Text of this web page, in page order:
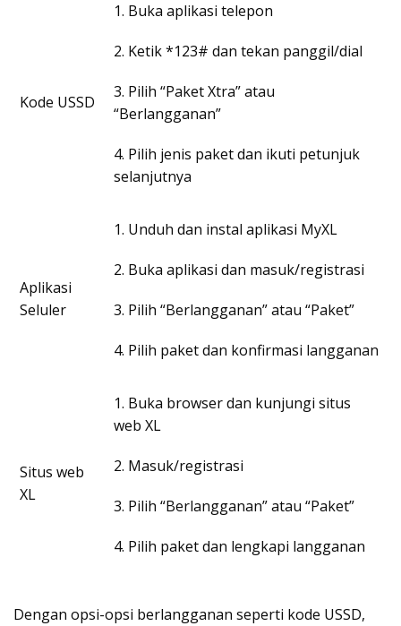
Kode USSD
1. Buka aplikasi telepon
2. Ketik *123# dan tekan panggil/dial
3. Pilih “Paket Xtra” atau
“Berlangganan”
4. Pilih jenis paket dan ikuti petunjuk
selanjutnya
Aplikasi
Seluler
1. Unduh dan instal aplikasi MyXL
2. Buka aplikasi dan masuk/registrasi
3. Pilih “Berlangganan” atau “Paket”
4. Pilih paket dan konfirmasi langganan
Situs web
XL
1. Buka browser dan kunjungi situs
web XL
2. Masuk/registrasi
3. Pilih “Berlangganan” atau “Paket”
4. Pilih paket dan lengkapi langganan
Dengan opsi-opsi berlangganan seperti kode USSD,